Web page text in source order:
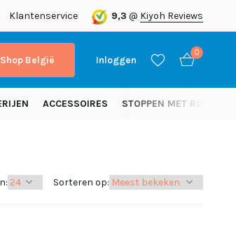
Gratis verzending vanaf 50 euro
Klantenservice 9,3 @ Kiyoh Reviews
België Inloggen
Account aanmaken
0
ACCESSOIRES STOPPEN MET ROKEN
Sorteren op: